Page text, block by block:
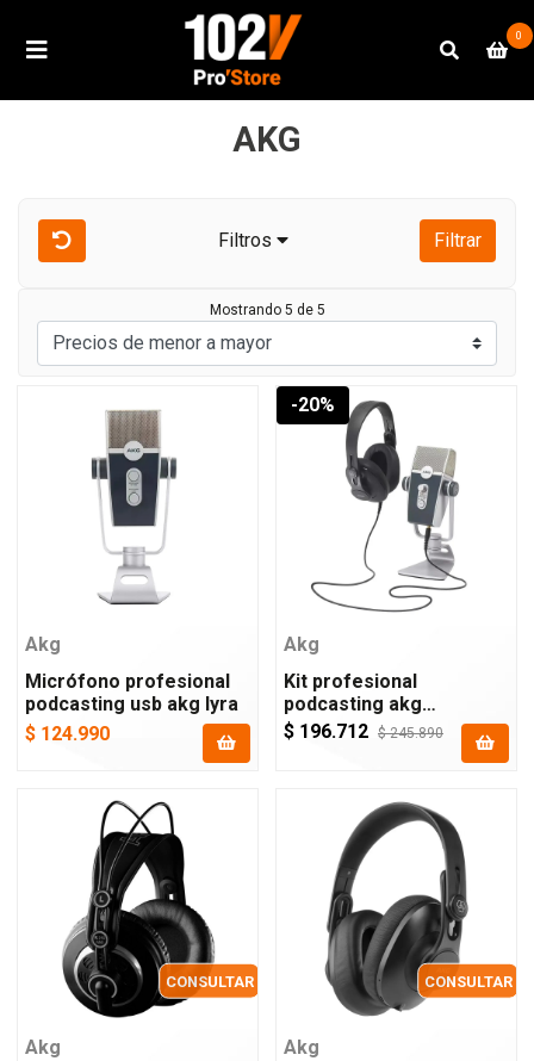
0
AKG
Filtros Filtrar
Mostrando 5 de 5
Akg
Micrófono profesional
podcasting usb akg lyra
$ 124.990
-20%
Akg
Kit profesional
podcasting akg
podcaster essentials
$ 196.712 $ 245.890
CONSULTAR
Akg
CONSULTAR
Akg